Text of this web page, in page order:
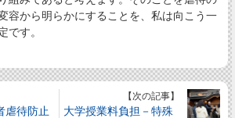
容から明らかにすることを、私は向こう一
です。
虐待防止
【次の記事】
大学授業料負担－特殊